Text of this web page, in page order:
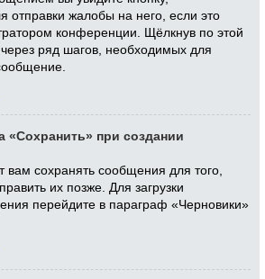
отправки жалобы на него, если это
конференции. Щёлкнув по этой
ряд шагов, необходимых для
«Сохранить» при создании
вам сохранять сообщения для того,
их позже. Для загрузки
перейдите в параграф «Черновики»